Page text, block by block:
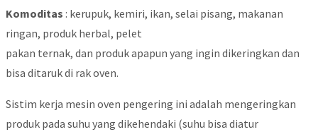
Komoditas : kerupuk, kemiri, ikan, selai pisang, makanan
ringan, produk herbal, pelet
pakan ternak, dan produk apapun yang ingin dikeringkan dan
bisa ditaruk di rak oven.
Sistim kerja mesin oven pengering ini adalah mengeringkan
produk pada suhu yang dikehendaki (suhu bisa diatur